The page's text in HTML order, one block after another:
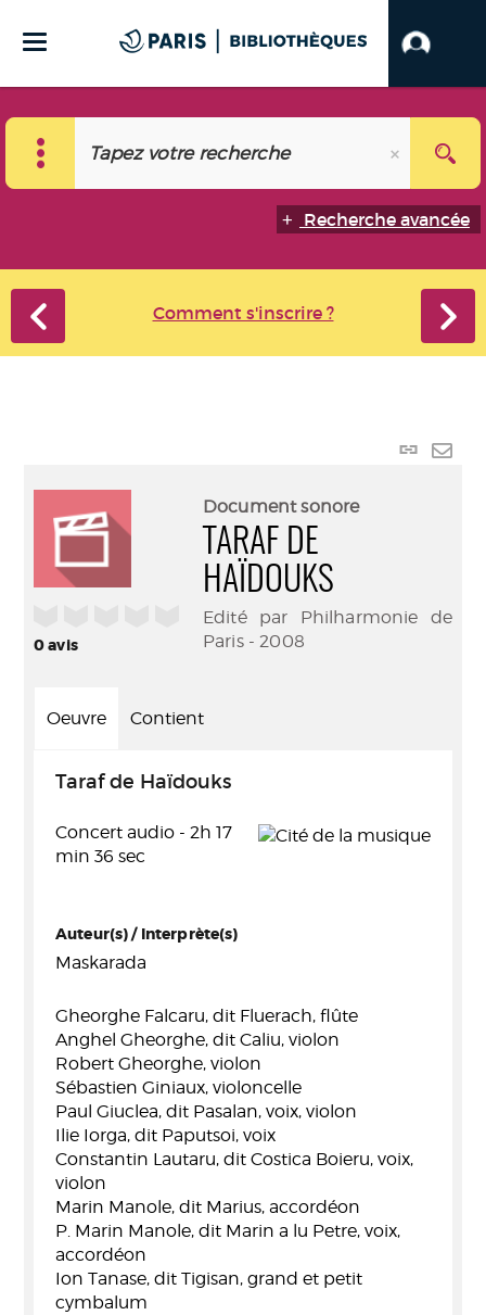
Recherche avancée
Comment s'inscrire ?
Lien
0avis
Document sonore
TARAF DE
HAÏDOUKS
Edité par Philharmonie de
Paris - 2008
Oeuvre Contient
Taraf de Haïdouks
Concert audio - 2h 17
min 36 sec
Auteur(s) / Interprète(s)
Maskarada
Gheorghe Falcaru, dit Fluerach, flûte
Anghel Gheorghe, dit Caliu, violon
Robert Gheorghe, violon
Sébastien Giniaux, violoncelle
Paul Giuclea, dit Pasalan, voix, violon
Ilie Iorga, dit Paputsoi, voix
Constantin Lautaru, dit Costica Boieru, voix,
violon
Marin Manole, dit Marius, accordéon
P. Marin Manole, dit Marin a lu Petre, voix,
accordéon
Ion Tanase, dit Tigisan, grand et petit
cymbalum